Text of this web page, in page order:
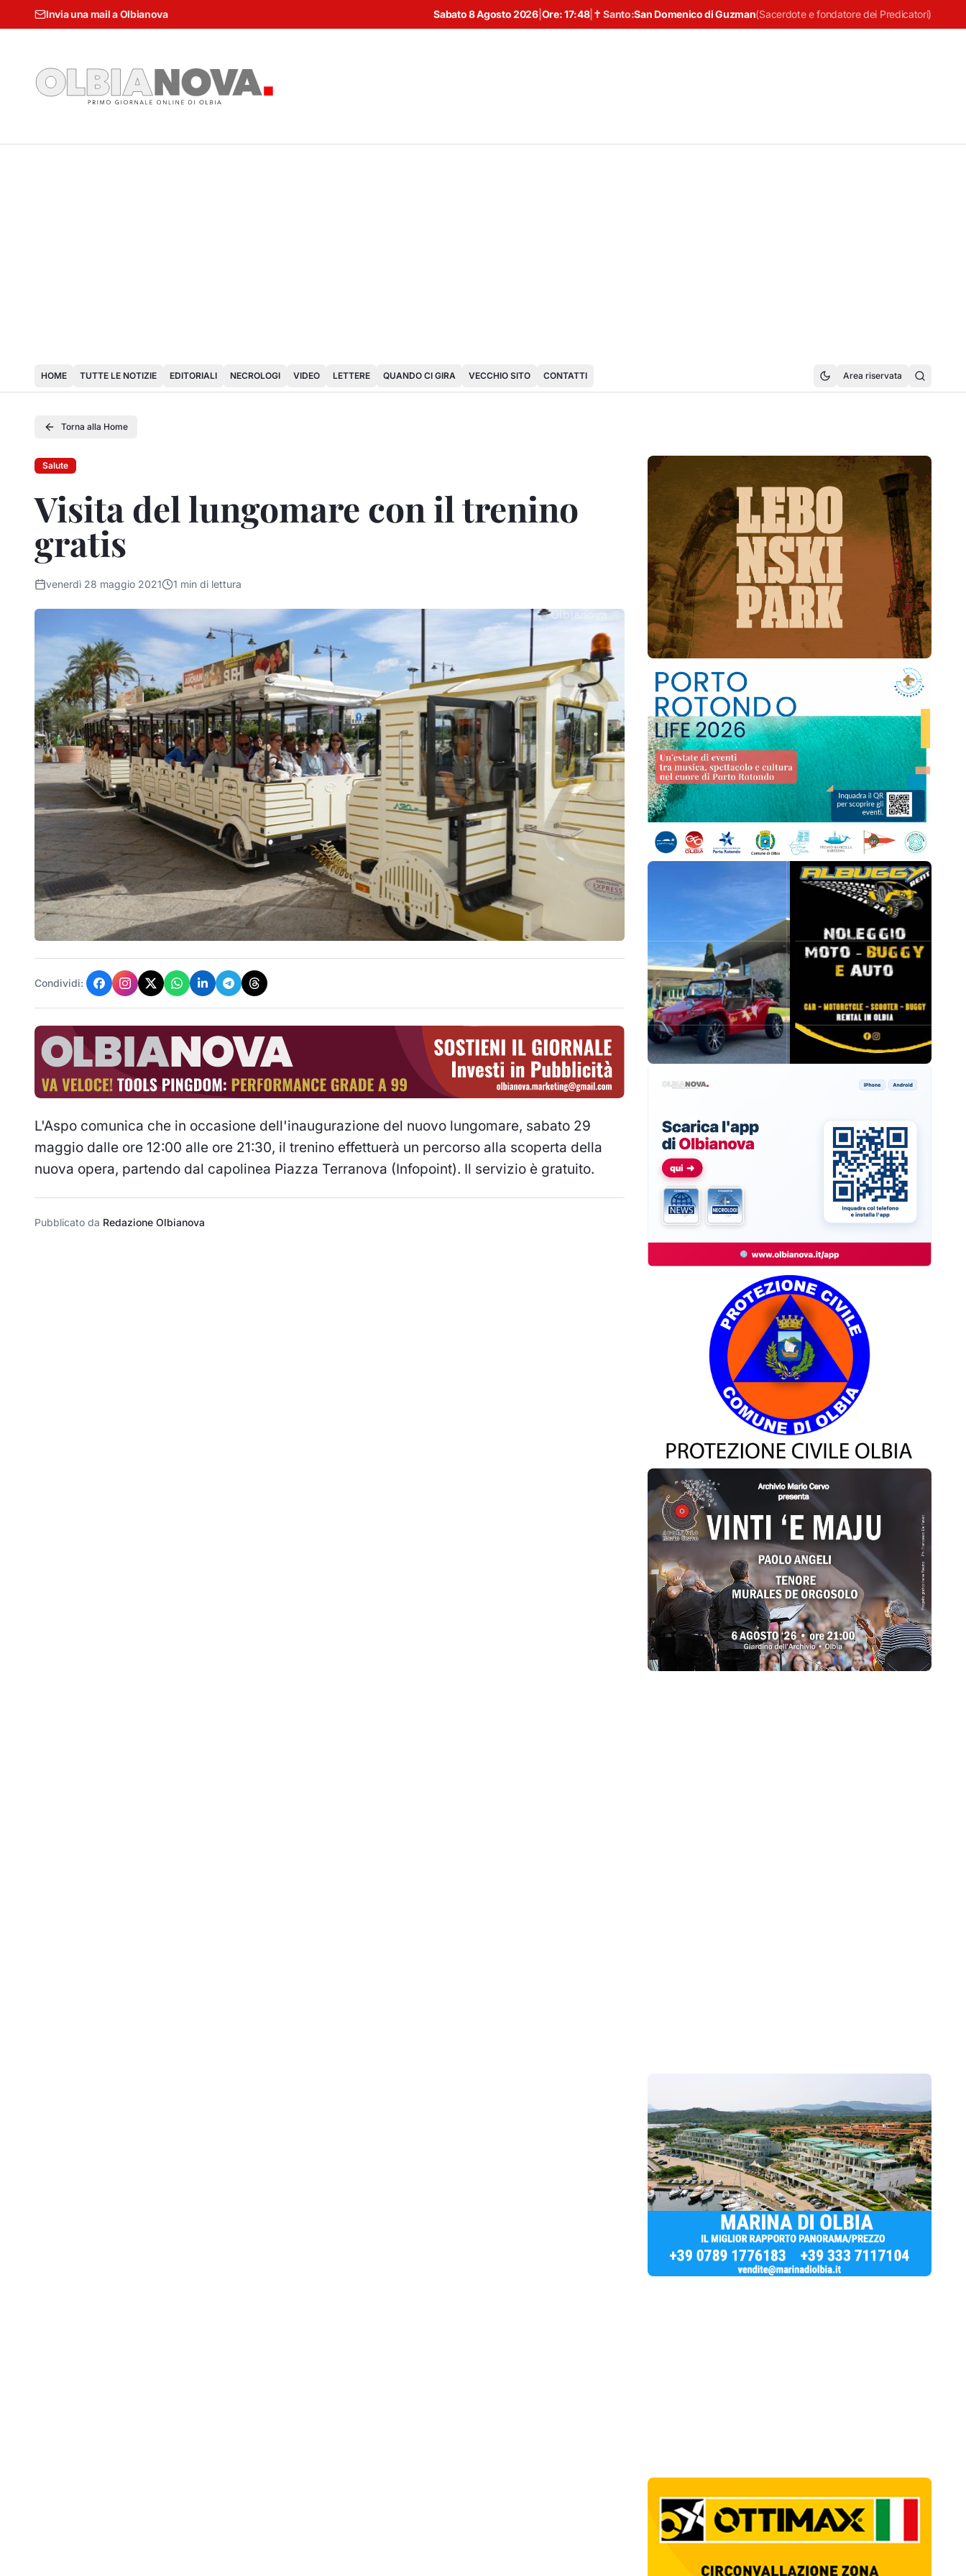
Invia una mail a Olbianova Sabato 8 Agosto 2026| Ore:17:48| ✝ Santo:San Domenico di Guzman(Sacerdote e fondatore dei Predicatori)
HOME TUTTE LE NOTIZIE EDITORIALI NECROLOGI VIDEO LETTERE QUANDO CI GIRA VECCHIO SITO CONTATTI Area riservata
Torna alla Home
Salute
Visita del lungomare con il trenino
gratis
venerdì 28 maggio 2021 1 min di lettura
Condividi:
L'Aspo comunica che in occasione dell'inaugurazione del nuovo lungomare, sabato 29
maggio dalle ore 12:00 alle ore 21:30, il trenino effettuerà un percorso alla scoperta della
nuova opera, partendo dal capolinea Piazza Terranova (Infopoint). Il servizio è gratuito.
Pubblicato da Redazione Olbianova